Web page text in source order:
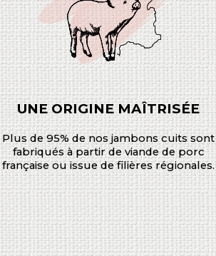
UNE ORIGINE MAÎTRISÉE
Plus de 95% de nos jambons cuits sont
fabriqués à partir de viande de porc
française ou issue de filières régionales.